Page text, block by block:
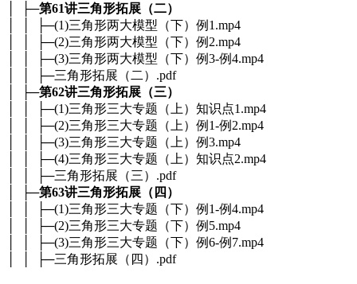
│ ├─第61讲三角形拓展（二）
│ │ ├─(1)三角形两大模型（下）例1.mp4
│ │ ├─(2)三角形两大模型（下）例2.mp4
│ │ ├─(3)三角形两大模型（下）例3-例4.mp4
│ │ ├─三角形拓展（二）.pdf
│ ├─第62讲三角形拓展（三）
│ │ ├─(1)三角形三大专题（上）知识点1.mp4
│ │ ├─(2)三角形三大专题（上）例1-例2.mp4
│ │ ├─(3)三角形三大专题（上）例3.mp4
│ │ ├─(4)三角形三大专题（上）知识点2.mp4
│ │ ├─三角形拓展（三）.pdf
│ ├─第63讲三角形拓展（四）
│ │ ├─(1)三角形三大专题（下）例1-例4.mp4
│ │ ├─(2)三角形三大专题（下）例5.mp4
│ │ ├─(3)三角形三大专题（下）例6-例7.mp4
│ │ ├─三角形拓展（四）.pdf